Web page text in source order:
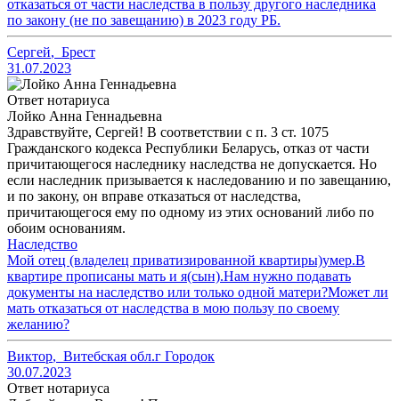
отказаться от части наследства в пользу другого наследника
по закону (не по завещанию) в 2023 году РБ.
Сергей, Брест
31.07.2023
Ответ нотариуса
Лойко Анна Геннадьевна
Здравствуйте, Сергей! В соответствии с п. 3 ст. 1075
Гражданского кодекса Республики Беларусь, отказ от части
причитающегося наследнику наследства не допускается. Но
если наследник призывается к наследованию и по завещанию,
и по закону, он вправе отказаться от наследства,
причитающегося ему по одному из этих оснований либо по
обоим основаниям.
Наследство
Мой отец (владелец приватизированной квартиры)умер.В
квартире прописаны мать и я(сын).Нам нужно подавать
документы на наследство или только одной матери?Может ли
мать отказаться от наследства в мою пользу по своему
желанию?
Виктор, Витебская обл.г Городок
30.07.2023
Ответ нотариуса